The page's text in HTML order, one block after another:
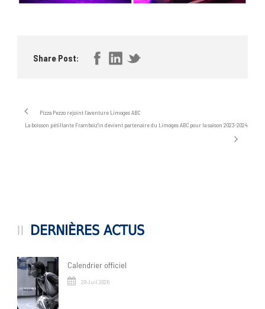
Share Post:
Pizza Pezzo rejoint l’aventure Limoges ABC
La boisson pétillante Framboiz’in devient partenaire du Limoges ABC pour la saison 2023-2024
DERNIÈRES ACTUS
Calendrier officiel
29 Juil 2026